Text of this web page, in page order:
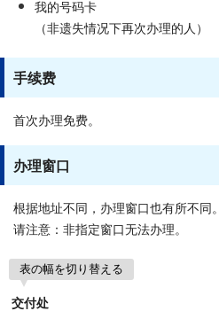
我的号码卡
（非遗失情况下再次办理的人）
手续费
首次办理免费。
办理窗口
根据地址不同，办理窗口也有所不同。
请注意：非指定窗口无法办理。
表の幅を切り替える
交付处